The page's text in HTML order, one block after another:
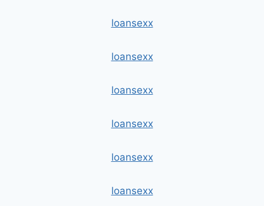
loansexx
loansexx
loansexx
loansexx
loansexx
loansexx